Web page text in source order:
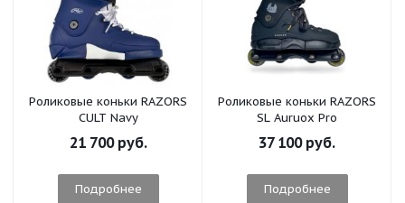
Роликовые коньки RAZORS
CULT Navy
21 700 руб.
Подробнее
Роликовые коньки RAZORS
SL Auruox Pro
37 100 руб.
Подробнее